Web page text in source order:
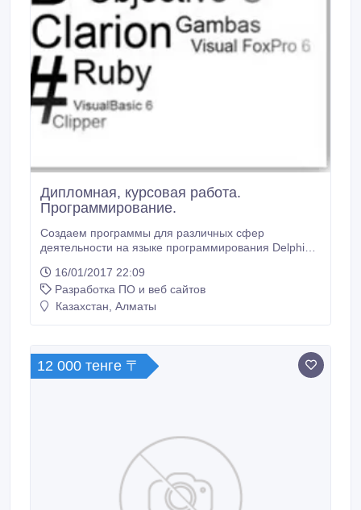
Дипломная, курсовая работа.
Программирование.
Создаем программы для различных сфер
деятельности на языке программирования Delphi
доработку программы и консультацию!.
16/01/2017 22:09
Разработка ПО и веб сайтов
Казахстан, Алматы
12 000 тенге 〒